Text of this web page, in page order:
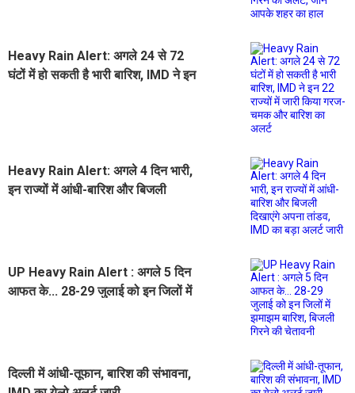
Heavy Rain Alert: अगले 24 से 72
घंटों में हो सकती है भारी बारिश, IMD ने इन
Heavy Rain Alert: अगले 4 दिन भारी,
इन राज्यों में आंधी-बारिश और बिजली
UP Heavy Rain Alert : अगले 5 दिन
आफत के... 28-29 जुलाई को इन जिलों में
दिल्ली में आंधी-तूफान, बारिश की संभावना,